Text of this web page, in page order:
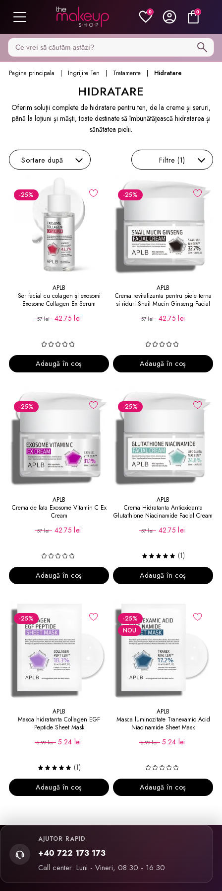
0 0
Caută pe MakeupShop
Pagina principala Ingrijire Ten Tratamente Hidratare
HIDRATARE
Oferim soluții complete de hidratare pentru ten, de la creme și seruri,
până la loțiuni și măști, toate destinate să îmbunătățească hidratarea și
sănătatea pielii.
Sortare după Filtre (1)
-25%
APLB
Ser facial cu colagen și exosomi
Exosome Collagen Ex Serum
57 lei 42.75 lei
Adaugă în coș
-25%
APLB
Crema revitalizanta pentru piele terna
si riduri Snail Mucin Ginseng Facial
57 lei 42.75 lei
Adaugă în coș
-25%
APLB
Crema de fata Exosome Vitamin C Ex
Cream
57 lei 42.75 lei
Adaugă în coș
-25%
APLB
Crema Hidratanta Antioxidanta
Glutathione Niacinamide Facial Cream
57 lei 42.75 lei
(1)
Adaugă în coș
-25%
APLB
Masca hidratanta Collagen EGF
Peptide Sheet Mask
6.99 lei 5.24 lei
(1)
Adaugă în coș
-25%
NOU
APLB
Masca luminozitate Tranexamic Acid
Niacinamide Sheet Mask
6.99 lei 5.24 lei
Adaugă în coș
AJUTOR RAPID
+40 722 173 173
Call center: Luni - Vineri, 08:30 - 16:30